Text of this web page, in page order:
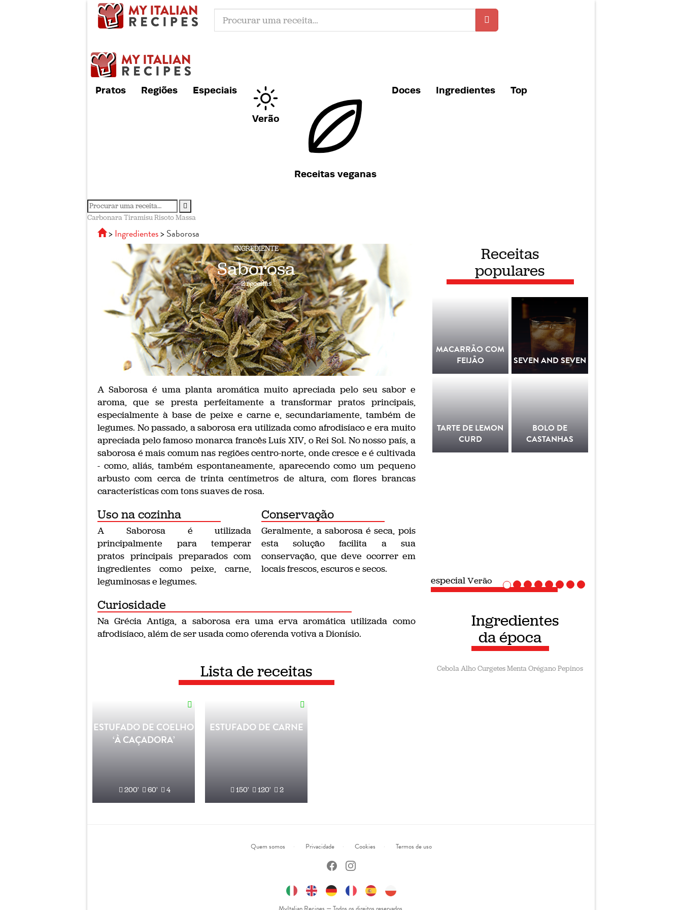
Pratos Regiões Especiais
Verão
Receitas veganas
Doces Ingredientes Top
CarbonaraTiramisuRisotoMassa
Ingredientes Saborosa
INGREDIENTE
Saborosa
2 receitas
A Saborosa é uma planta aromática muito apreciada pelo seu sabor e
aroma, que se presta perfeitamente a transformar pratos principais,
especialmente à base de peixe e carne e, secundariamente, também de
legumes. No passado, a saborosa era utilizada como afrodisíaco e era muito
apreciada pelo famoso monarca francês Luís XIV, o Rei Sol. No nosso país, a
saborosa é mais comum nas regiões centro-norte, onde cresce e é cultivada
- como, aliás, também espontaneamente, aparecendo como um pequeno
arbusto com cerca de trinta centímetros de altura, com flores brancas
características com tons suaves de rosa.
Uso na cozinha
A Saborosa é utilizada
principalmente para temperar
pratos principais preparados com
ingredientes como peixe, carne,
leguminosas e legumes.
Conservação
Geralmente, a saborosa é seca, pois
esta solução facilita a sua
conservação, que deve ocorrer em
locais frescos, escuros e secos.
Curiosidade
Na Grécia Antiga, a saborosa era uma erva aromática utilizada como
afrodisíaco, além de ser usada como oferenda votiva a Dionísio.
Lista de receitas
ESTUFADO DE COELHO
‘À CAÇADORA’
200' 60' 4
ESTUFADO DE CARNE
150' 120' 2
Receitas
populares
MACARRÃO COM
FEIJÃO
SEVEN AND SEVEN
TARTE DE LEMON
CURD
BOLO DE
CASTANHAS
especialVerão
Ingredientes
da época
CebolaAlhoCurgetesMentaOréganoPepinos
Quem somos Privacidade Cookies Termos de uso